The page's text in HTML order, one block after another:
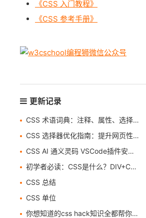
《CSS 入门教程》
《CSS 参考手册》
更新记录
CSS 术语词典：注释、属性、选择器等核心概念解析
CSS 选择器优化指南：提升网页性能与加载速度
CSS AI 通义灵码 VSCode插件安装与功能详解
初学者必读：CSS是什么？DIV+CSS又是什么？
CSS 总结
CSS 单位
你想知道的css hack知识全都帮你整理好了